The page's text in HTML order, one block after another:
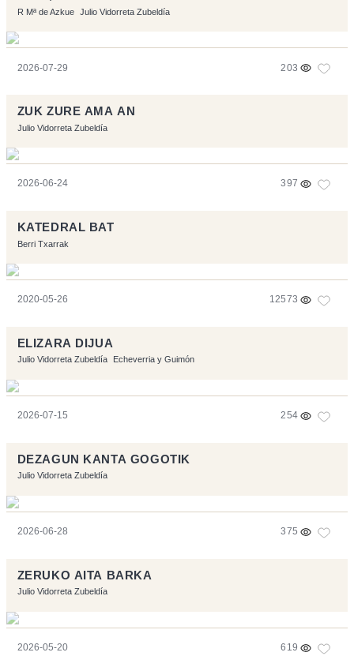
R Mª de Azkue Julio Vidorreta Zubeldía
2026-07-29 203
ZUK ZURE AMA AN
Julio Vidorreta Zubeldía
2026-06-24 397
KATEDRAL BAT
Berri Txarrak
2020-05-26 12573
ELIZARA DIJUA
Julio Vidorreta Zubeldía Echeverria y Guimón
2026-07-15 254
DEZAGUN KANTA GOGOTIK
Julio Vidorreta Zubeldía
2026-06-28 375
ZERUKO AITA BARKA
Julio Vidorreta Zubeldía
2026-05-20 619